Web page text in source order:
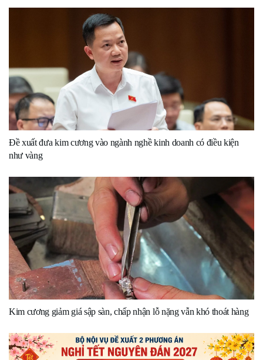
Đề xuất đưa kim cương vào ngành nghề kinh doanh có điều kiện
như vàng
Kim cương giảm giá sập sàn, chấp nhận lỗ nặng vẫn khó thoát hàng